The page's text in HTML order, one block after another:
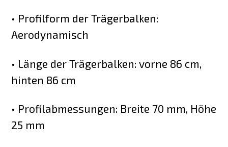
• Profilform der Trägerbalken:
Aerodynamisch
• Länge der Trägerbalken: vorne 86 cm,
hinten 86 cm
• Profilabmessungen: Breite 70 mm, Höhe
25 mm